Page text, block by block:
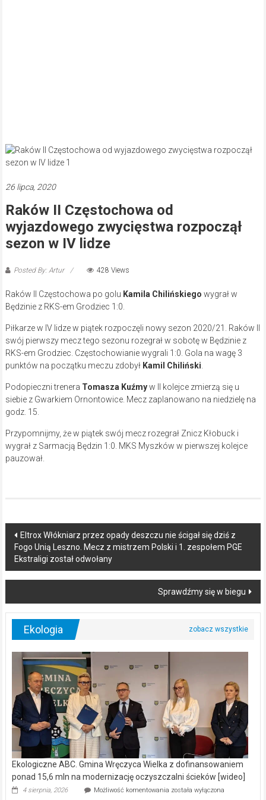
26 lipca, 2020
Raków II Częstochowa od
wyjazdowego zwycięstwa rozpoczął
sezon w IV lidze
Posted By: Artur 428 Views
Raków II Częstochowa po golu Kamila Chilińskiego wygrał w
Będzinie z RKS-em Grodziec 1:0.
Piłkarze w IV lidze w piątek rozpoczęli nowy sezon 2020/21. Raków II
swój pierwszy mecz tego sezonu rozegrał w sobotę w Będzinie z
RKS-em Grodziec. Częstochowianie wygrali 1:0. Gola na wagę 3
punktów na początku meczu zdobył Kamil Chiliński
Podopieczni trenera Tomasza Kuźmyw II kolejce zmierzą się u
siebie z Gwarkiem Ornontowice. Mecz zaplanowano na niedzielę na
godz. 15.
Przypomnijmy, że w piątek swój mecz rozegrał Znicz Kłobuck i
wygrał z Sarmacją Będzin 1:0. MKS Myszków w pierwszej kolejce
pauzował.
Post
navigation
Eltrox Włókniarz przez opady deszczu nie ścigał się dziś z
Fogo Unią Leszno. Mecz z mistrzem Polski i 1. zespołem PGE
Ekstraligi został odwołany
Sprawdźmy się w biegu
Ekologia
Ekologiczne ABC. Gmina Wręczyca Wielka z dofinansowaniem
ponad 15,6 mln na modernizację oczyszczalni ścieków [wideo]
4 sierpnia, 2026 Możliwość komentowania Ekologiczne
została wyłączona